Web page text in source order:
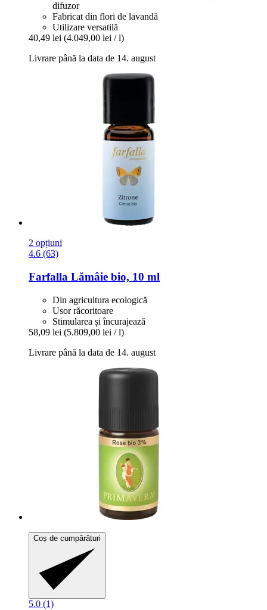
difuzor
Fabricat din flori de lavandă
Utilizare versatilă
40,49 lei (4.049,00 lei / l)
Livrare până la data de 14. august
2 opțiuni
4.6 (63)
Farfalla Lămâie bio, 10 ml
Din agricultura ecologică
Usor răcoritoare
Stimularea și încurajează
58,09 lei (5.809,00 lei / l)
Livrare până la data de 14. august
Coș de cumpărături
5.0 (1)